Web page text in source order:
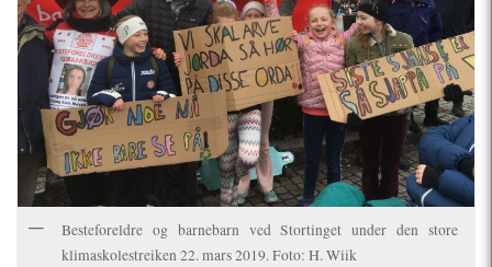
Besteforeldre og barnebarn ved Stortinget under den store
klimaskolestreiken 22. mars 2019. Foto: H. Wiik